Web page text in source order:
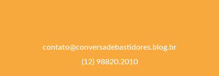
contato@conversadebastidores.blog.br
(12) 98820.2010